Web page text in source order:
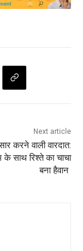
Next article
करने वाली वारदात:
के साथ रिश्ते का चाचा
बना हैवान